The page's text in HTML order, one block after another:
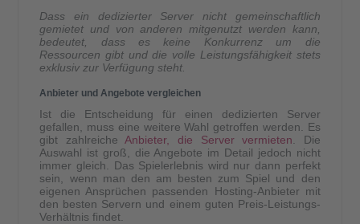
Dass ein dedizierter Server nicht gemeinschaftlich
gemietet und von anderen mitgenutzt werden kann,
bedeutet, dass es keine Konkurrenz um die
Ressourcen gibt und die volle Leistungsfähigkeit stets
exklusiv zur Verfügung steht.
Anbieter und Angebote vergleichen
Ist die Entscheidung für einen dedizierten Server
gefallen, muss eine weitere Wahl getroffen werden. Es
gibt zahlreicheAnbieter, die Server vermieten . Die
Auswahl ist groß, die Angebote im Detail jedoch nicht
immer gleich. Das Spielerlebnis wird nur dann perfekt
sein, wenn man den am besten zum Spiel und den
eigenen Ansprüchen passenden Hosting-Anbieter mit
den besten Servern und einem guten Preis-Leistungs-
Verhältnis findet.